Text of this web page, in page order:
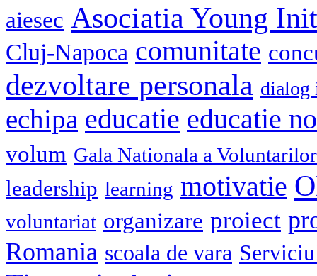
aiesec Asociatia Young
Cluj-Napoca comunitate
dezvoltare personala dialog
echipa educatie educatie
volum Gala Nationala a Voluntarilor
leadership learning motivatie
voluntariat organizare proiect
Romania scoala de vara